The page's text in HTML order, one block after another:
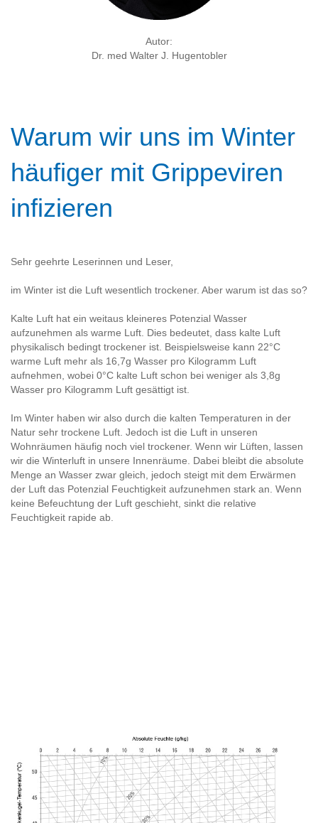
Autor:
Dr. med Walter J. Hugentobler
Warum wir uns im Winter
häufiger mit Grippeviren
infizieren
Sehr geehrte Leserinnen und Leser,
im Winter ist die Luft wesentlich trockener. Aber warum ist das so?
Kalte Luft hat ein weitaus kleineres Potenzial Wasser
aufzunehmen als warme Luft. Dies bedeutet, dass kalte Luft
physikalisch bedingt trockener ist. Beispielsweise kann 22°C
warme Luft mehr als 16,7g Wasser pro Kilogramm Luft
aufnehmen, wobei 0°C kalte Luft schon bei weniger als 3,8g
Wasser pro Kilogramm Luft gesättigt ist.
Im Winter haben wir also durch die kalten Temperaturen in der
Natur sehr trockene Luft. Jedoch ist die Luft in unseren
Wohnräumen häufig noch viel trockener. Wenn wir Lüften, lassen
wir die Winterluft in unsere Innenräume. Dabei bleibt die absolute
Menge an Wasser zwar gleich, jedoch steigt mit dem Erwärmen
der Luft das Potenzial Feuchtigkeit aufzunehmen stark an. Wenn
keine Befeuchtung der Luft geschieht, sinkt die relative
Feuchtigkeit rapide ab.